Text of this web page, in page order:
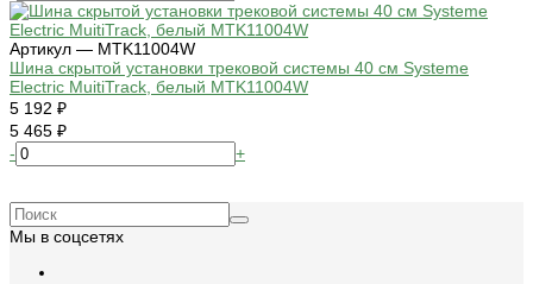
Артикул — MTK11004W
Шина скрытой установки трековой системы 40 см Systeme
Electric MuitiTrack, белый MTK11004W
5 192 ₽
5 465 ₽
-
+
Мы в соцсетях